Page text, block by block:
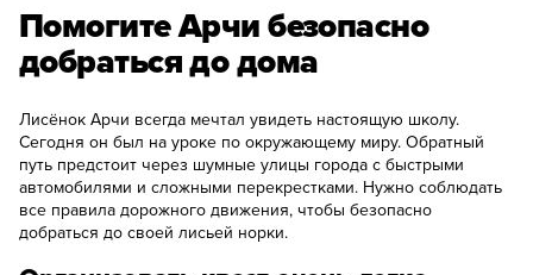
Помогите Арчи безопасно
добраться до дома
Лисёнок Арчи всегда мечтал увидеть настоящую школу.
Сегодня он был на уроке по окружающему миру. Обратный
путь предстоит через шумные улицы города с быстрыми
автомобилями и сложными перекрестками. Нужно соблюдать
все правила дорожного движения, чтобы безопасно
добраться до своей лисьей норки.